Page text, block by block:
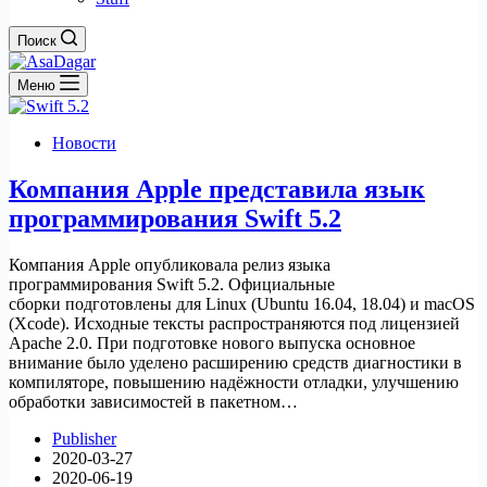
Поиск
Меню
Новости
Компания Apple представила язык
программирования Swift 5.2
Компания Apple опубликовала релиз языка
программирования Swift 5.2. Официальные
сборки подготовлены для Linux (Ubuntu 16.04, 18.04) и macOS
(Xcode). Исходные тексты распространяются под лицензией
Apache 2.0. При подготовке нового выпуска основное
внимание было уделено расширению средств диагностики в
компиляторе, повышению надёжности отладки, улучшению
обработки зависимостей в пакетном…
Publisher
2020-03-27
2020-06-19